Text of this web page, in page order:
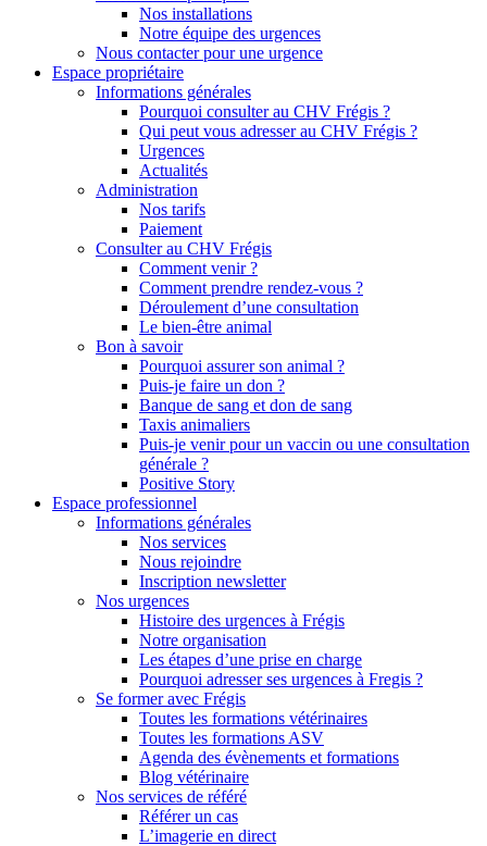
Nos installations
Notre équipe des urgences
Nous contacter pour une urgence
Espace propriétaire
Informations générales
Pourquoi consulter au CHV Frégis ?
Qui peut vous adresser au CHV Frégis ?
Urgences
Actualités
Administration
Nos tarifs
Paiement
Consulter au CHV Frégis
Comment venir ?
Comment prendre rendez-vous ?
Déroulement d’une consultation
Le bien-être animal
Bon à savoir
Pourquoi assurer son animal ?
Puis-je faire un don ?
Banque de sang et don de sang
Taxis animaliers
Puis-je venir pour un vaccin ou une consultation
générale ?
Positive Story
Espace professionnel
Informations générales
Nos services
Nous rejoindre
Inscription newsletter
Nos urgences
Histoire des urgences à Frégis
Notre organisation
Les étapes d’une prise en charge
Pourquoi adresser ses urgences à Fregis ?
Se former avec Frégis
Toutes les formations vétérinaires
Toutes les formations ASV
Agenda des évènements et formations
Blog vétérinaire
Nos services de référé
Référer un cas
L’imagerie en direct